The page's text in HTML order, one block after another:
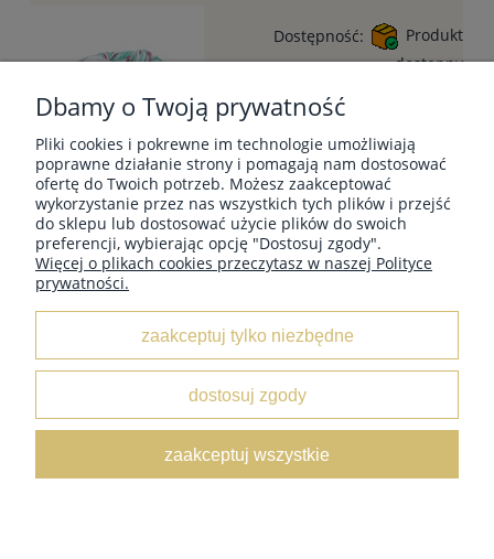
Dostępność:
Produkt
dostępny
do koszyka
MOJE KONTO
O NAS
Dbamy o Twoją prywatność
Pliki cookies i pokrewne im technologie umożliwiają
poprawne działanie strony i pomagają nam dostosować
ofertę do Twoich potrzeb. Możesz zaakceptować
wykorzystanie przez nas wszystkich tych plików i przejść
do sklepu lub dostosować użycie plików do swoich
preferencji, wybierając opcję "Dostosuj zgody".
Więcej o plikach cookies przeczytasz w naszej Polityce
prywatności.
zaakceptuj tylko niezbędne
dostosuj zgody
zaakceptuj wszystkie